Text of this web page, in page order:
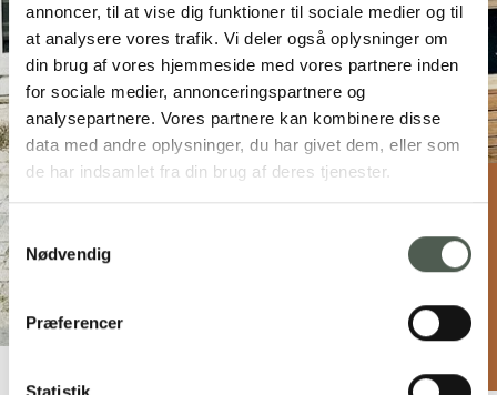
annoncer, til at vise dig funktioner til sociale medier og til
at analysere vores trafik. Vi deler også oplysninger om
din brug af vores hjemmeside med vores partnere inden
for sociale medier, annonceringspartnere og
analysepartnere. Vores partnere kan kombinere disse
data med andre oplysninger, du har givet dem, eller som
de har indsamlet fra din brug af deres tjenester.
Samtykkevalg
Nødvendig
Præferencer